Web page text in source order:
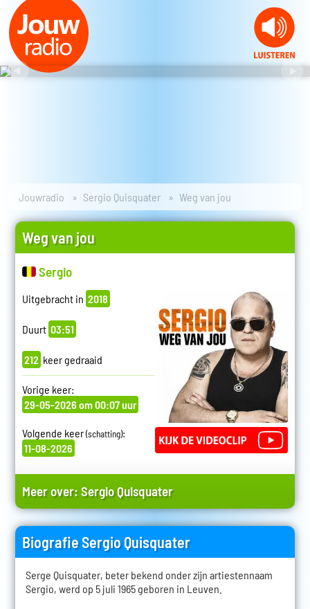
Jouwradio Sergio Quisquater Weg van jou
Weg van jou
Sergio
Uitgebracht in 2018
Duurt 03:51
212 keer gedraaid
Vorige keer:
29-05-2026 om 00:07 uur
Volgende keer(schatting):
11-08-2026
Meer over:Sergio Quisquater
Biografie Sergio Quisquater
Serge Quisquater, beter bekend onder zijn artiestennaam
Sergio, werd op 5 juli 1965 geboren in Leuven.